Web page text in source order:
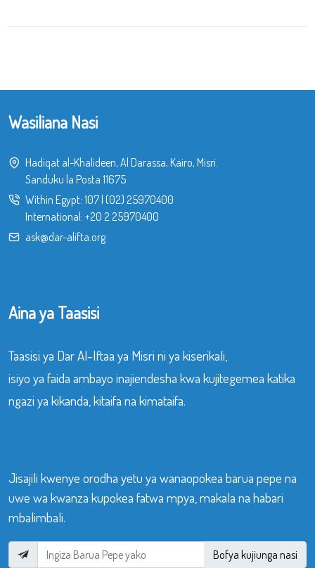
Wasiliana Nasi
Hadiqat al-Khalideen, Al Darassa, Kairo, Misri.
Sanduku la Posta 11675
Within Egypt: 107| (02) 25970400
International: +20 2 25970400
ask@dar-alifta.org
Aina ya Taasisi
Taasisi ya Dar Al-Iftaa ya Misri ni ya kiserikali,
isiyo ya faida ambayo inajiendesha kwa kujitegemea katika
ngazi ya kikanda, kitaifa na kimataifa.
Jisajili kwenye orodha yetu ya wanaopokea barua pepe na
uwe wa kwanza kupokea fatwa mpya, makala na habari
mbalimbali.
Bofya kujiunga nasi